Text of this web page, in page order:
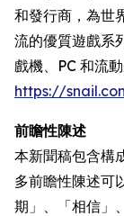
和發行商，為世
流的優質遊戲系
戲機、PC 和流
https://
前瞻性陳述
本新聞稿包含構
多前瞻性陳述可
期」、「相信」